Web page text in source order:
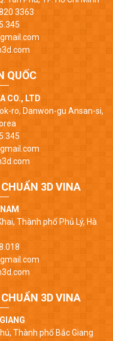
3363
QUỐC
CO., LTD
ro, Danwon-gu Ansan-si,
3D VINA
Thành phố Phủ Lý, Hà
3D VINA
Thành phố Bắc Giang